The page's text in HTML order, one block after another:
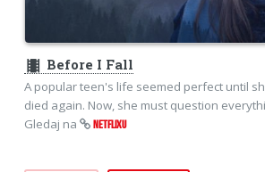
theaters Before I Fall
A popular teen's life seemed perfect until
died again. Now, she must question
Gledaj na
NETFLIXU